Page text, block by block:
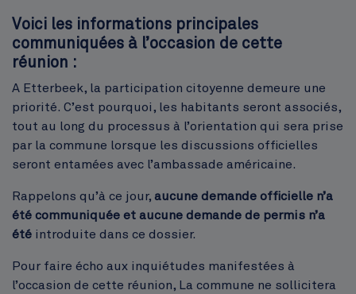
Voici les informations principales
communiquées à l’occasion de cette
réunion :
A Etterbeek, la participation citoyenne demeure une
priorité. C’est pourquoi, les habitants seront associés,
tout au long du processus à l’orientation qui sera prise
par la commune lorsque les discussions officielles
seront entamées avec l’ambassade américaine.
Rappelons qu’à ce jour, aucune demande officielle n’a
été communiquée et aucune demande de permis n’a
été introduite dans ce dossier.
Pour faire écho aux inquiétudes manifestées à
l’occasion de cette réunion, La commune ne sollicitera